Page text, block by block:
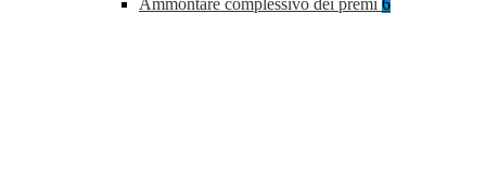
Ammontare complessivo dei premi 6